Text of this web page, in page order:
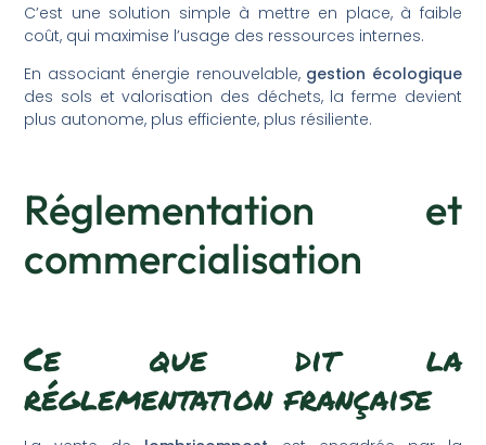
C’est une solution simple à mettre en place, à faible
coût, qui maximise l’usage des ressources internes.
En associant énergie renouvelable, gestion écologique
des sols et valorisation des déchets, la ferme devient
plus autonome, plus efficiente, plus résiliente.
Réglementation et
commercialisation
Ce que dit la
réglementation française